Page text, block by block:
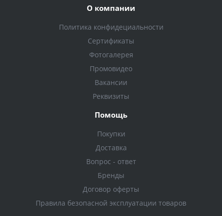
О компании
Политика конфидециальности
Сертификаты
Фотогалерея
Промовидео
Вакансии
Реквизиты
Помощь
Покупки
Доставка
Вопрос - ответ
Бренды
Договор оферты
Правила безопасной эксплуатации товаров